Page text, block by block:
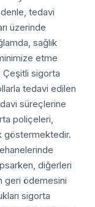
tedavi
üzerinde
sağlık
etme
Çeşitli sigorta
tedavi edilen
süreçlerine
poliçeleri,
göstermektedir.
diğerleri
geri ödemesini
sigorta